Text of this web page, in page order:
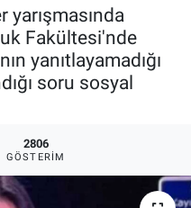
Fakültesi'nde
yanıtlayamadığı
soru sosyal
2806
GÖSTERIM